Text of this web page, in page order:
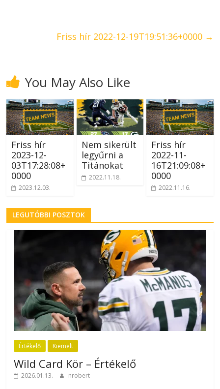
Friss hír 2022-12-19T19:51:36+0000 →
You May Also Like
Friss hír
2023-12-
03T17:28:08+
0000
2023.12.03.
Nem sikerült
legyűrni a
Titánokat
2022.11.18.
Friss hír
2022-11-
16T21:09:08+
0000
2022.11.16.
LEGUTÓBBI POSZTOK
Értékelő Kiemelt
Wild Card Kör – Értékelő
2026.01.13. nrobert